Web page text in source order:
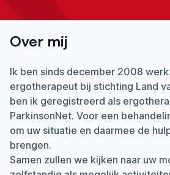
Over mij
Ik ben sinds december 2008
ergotherapeut bij stichting Land
ben ik geregistreerd als
ParkinsonNet. Voor een
om uw situatie en daarmee de
brengen.
Samen zullen we kijken naar uw